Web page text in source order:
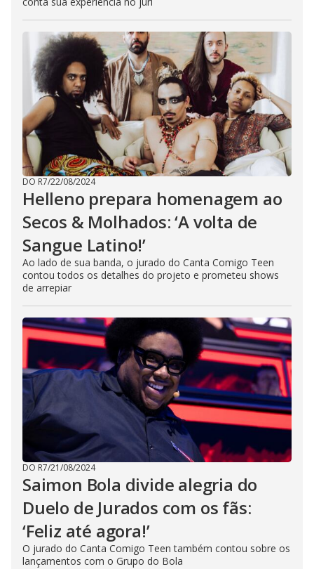
DO R7/22/08/2024
Helleno prepara homenagem ao
Secos & Molhados: ‘A volta de
Sangue Latino!’
Ao lado de sua banda, o jurado do Canta Comigo Teen
contou todos os detalhes do projeto e prometeu shows
de arrepiar
DO R7/21/08/2024
Saimon Bola divide alegria do
Duelo de Jurados com os fãs:
‘Feliz até agora!’
O jurado do Canta Comigo Teen também contou sobre os
lançamentos com o Grupo do Bola